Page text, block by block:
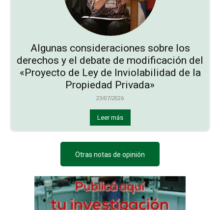
Algunas consideraciones sobre los
derechos y el debate de modificación del
«Proyecto de Ley de Inviolabilidad de la
Propiedad Privada»
23/07/2026
Leer más
Otras notas de opinión